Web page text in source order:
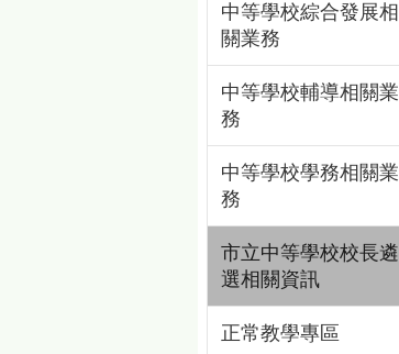
中等學校綜合發展相
關業務
中等學校輔導相關業
務
中等學校學務相關業
務
市立中等學校校長遴
選相關資訊
正常教學專區